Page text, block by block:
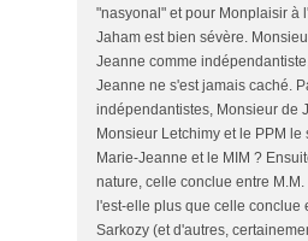
"nasyonal" et pour Monplaisir à
Jaham est bien sévère.
Jeanne comme
Jeanne ne s'est jamais caché.
indépendantistes, Monsieur de
Monsieur Letchimy et le PPM
Marie-Jeanne et le MIM ?
nature, celle conclue entre
l'est-elle plus que celle conclue
Sarkozy (et d'autres,